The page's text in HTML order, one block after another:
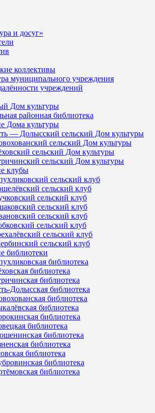
и досуг»
коллективы
муниципального учреждения
учреждений
Дом культуры
районная библиотека
Дома культуры
— Долысский сельский Дом культуры
сельский Дом культуры
сельский Дом культуры
сельский Дом культуры
клубы
сельский клуб
сельский клуб
сельский клуб
сельский клуб
сельский клуб
сельский клуб
сельский клуб
сельский клуб
библиотеки
библиотека
библиотека
библиотека
Долысская библиотека
библиотека
библиотека
библиотека
библиотека
библиотека
библиотека
библиотека
библиотека
библиотека